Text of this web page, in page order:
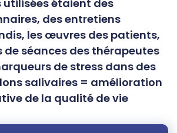
utilisées étaient des
des entretiens
les œuvres des patients,
de séances des thérapeutes
de stress dans des
salivaires = amélioration
de la qualité de vie